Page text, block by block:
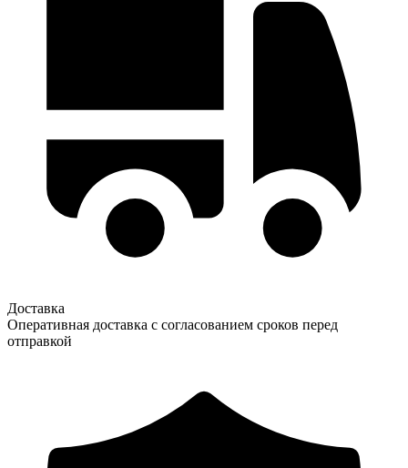
Доставка
Оперативная доставка с согласованием сроков перед
отправкой